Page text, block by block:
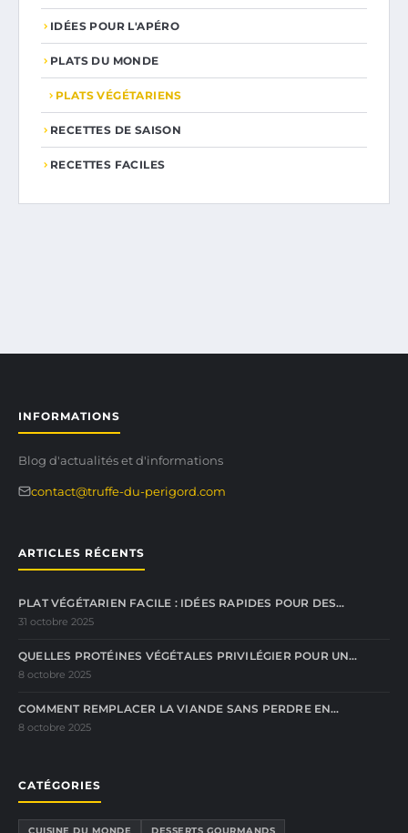
IDÉES POUR L'APÉRO
PLATS DU MONDE
PLATS VÉGÉTARIENS
RECETTES DE SAISON
RECETTES FACILES
INFORMATIONS
Blog d'actualités et d'informations
contact@truffe-du-perigord.com
ARTICLES RÉCENTS
PLAT VÉGÉTARIEN FACILE : IDÉES RAPIDES POUR DES…
31 octobre 2025
QUELLES PROTÉINES VÉGÉTALES PRIVILÉGIER POUR UN…
8 octobre 2025
COMMENT REMPLACER LA VIANDE SANS PERDRE EN…
8 octobre 2025
CATÉGORIES